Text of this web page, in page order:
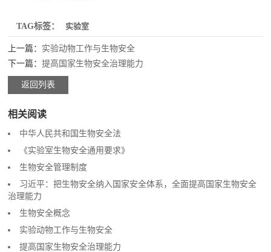
TAG标签： 实验室
上一篇： 实验动物工作与生物安全
下一篇：提高国家生物安全治理能力
返回列表
相关阅读
中华人民共和国生物安全法
《实验室生物安全通用要求》
生物安全管理制度
习近平：把生物安全纳入国家安全体系，全面提高国家生物安全
治理能力
生物安全概念
实验动物工作与生物安全
提高国家生物安全治理能力